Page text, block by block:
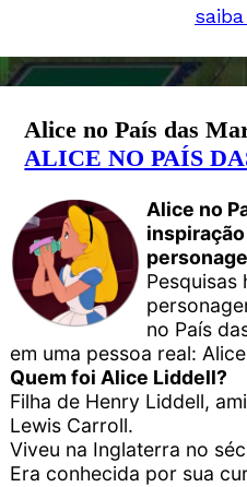
Alice no País das
ALICE NO PAÍS
Alice no
Pesquisas
no País
em uma pessoa real:
Quem foi Alice Liddell?
Filha de Henry Liddell,
Lewis Carroll.
Viveu na Inglaterra no
Era conhecida por sua